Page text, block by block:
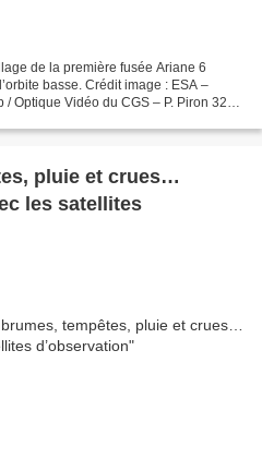
de la première fusée Ariane 6
basse. Crédit image : ESA –
Optique Vidéo du CGS – P. Piron 32
pluie et crues…
les satellites